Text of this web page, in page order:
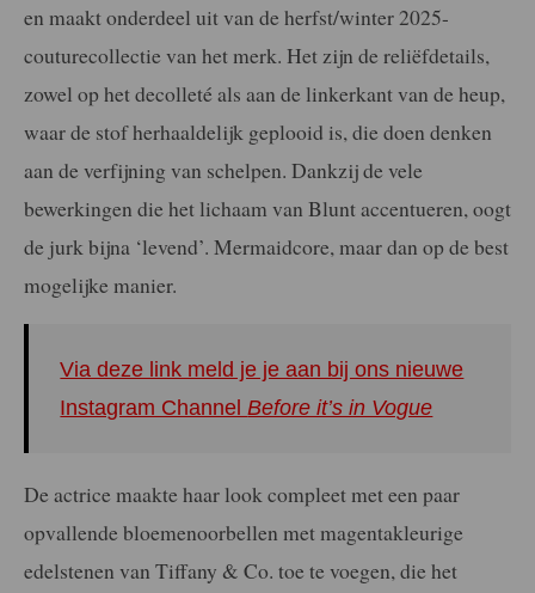
en maakt onderdeel uit van de herfst/winter 2025-
couturecollectie van het merk. Het zijn de reliëfdetails,
zowel op het decolleté als aan de linkerkant van de heup,
waar de stof herhaaldelijk geplooid is, die doen denken
aan de verfijning van schelpen. Dankzij de vele
bewerkingen die het lichaam van Blunt accentueren, oogt
de jurk bijna ‘levend’. Mermaidcore, maar dan op de best
mogelijke manier.
Via deze link meld je je aan bij ons nieuwe
Instagram ChannelBefore it’s in Vogue
De actrice maakte haar look compleet met een paar
opvallende bloemenoorbellen met magentakleurige
edelstenen van Tiffany & Co. toe te voegen, die het